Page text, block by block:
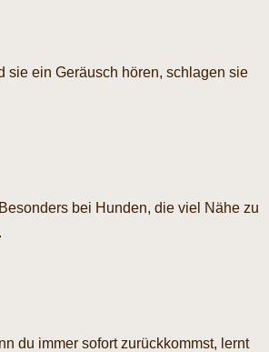
sie ein Geräusch hören, schlagen sie
bei Hunden, die viel Nähe zu
du immer sofort zurückkommst, lernt